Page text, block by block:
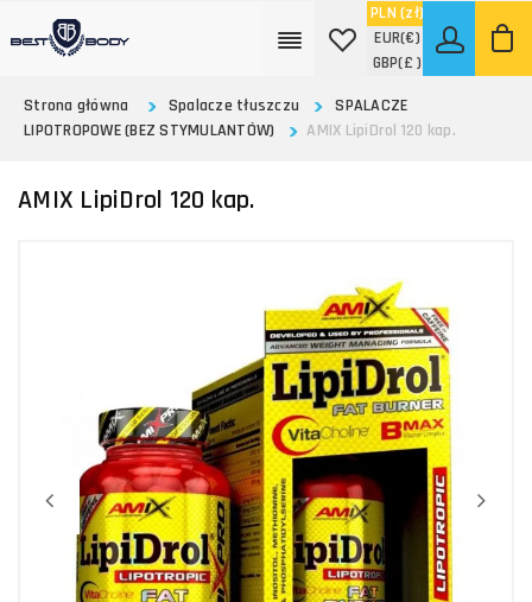
PLN (zł)
EUR(€)
GBP(£ )
Strona główna
Spalacze tłuszczu
SPALACZE
LIPOTROPOWE (BEZ STYMULANTÓW)
AMIX LipiDrol 120 kap.
AMIX LipiDrol 120 kap.